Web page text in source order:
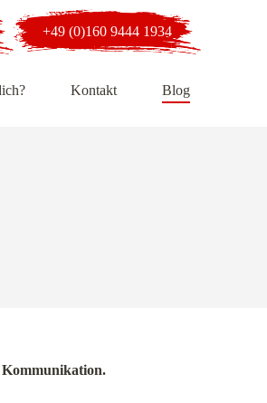
+49 (0)160 9444 1934
Kontakt Blog
Kommunikation.